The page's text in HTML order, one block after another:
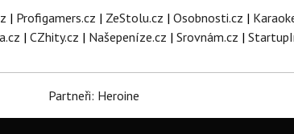
| Profigamers.cz | ZeStolu.cz | Osobnosti.cz |
| CZhity.cz | Našepeníze.cz | Srovnám.cz |
Partneři: Heroine